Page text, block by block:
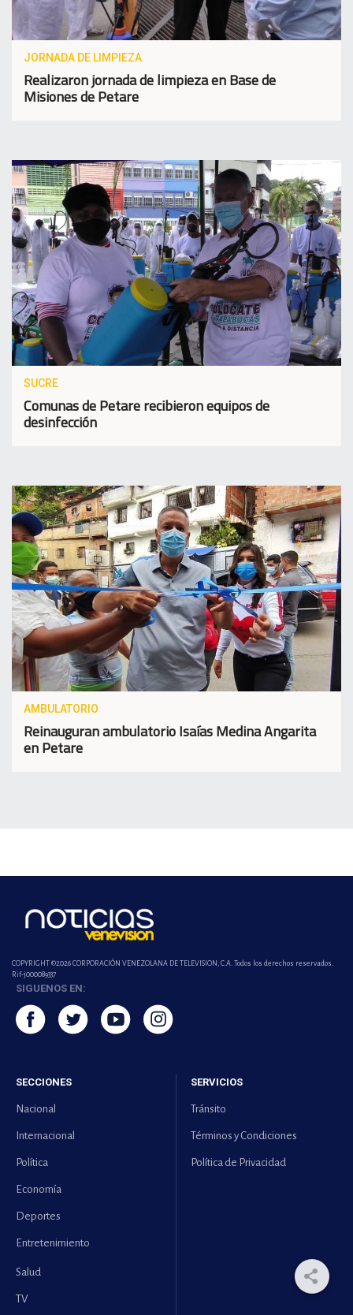
JORNADA DE LIMPIEZA
Realizaron jornada de limpieza en Base de
Misiones de Petare
SUCRE
Comunas de Petare recibieron equipos de
desinfección
AMBULATORIO
Reinauguran ambulatorio Isaías Medina Angarita
en Petare
COPYRIGHT ©2026 CORPORACIÓN VENEZOLANA DE TELEVISION, C.A. Todos los derechos reservados.
Rif-j000089337
SIGUENOS EN:
SECCIONES
Nacional
Internacional
Política
Economía
Deportes
Entretenimiento
Salud
TV
SERVICIOS
Tránsito
Términos y Condiciones
Política de Privacidad